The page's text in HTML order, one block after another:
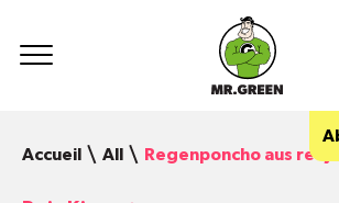
Accueil
All Regenponcho aus